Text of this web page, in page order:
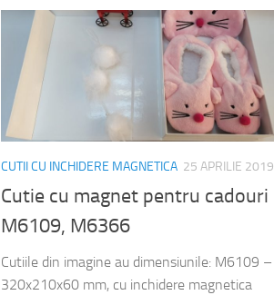
CUTII CU INCHIDERE MAGNETICA 25 APRILIE 2019
Cutie cu magnet pentru cadouri
M6109, M6366
Cutiile din imagine au dimensiunile: M6109 –
320x210x60 mm, cu inchidere magnetica